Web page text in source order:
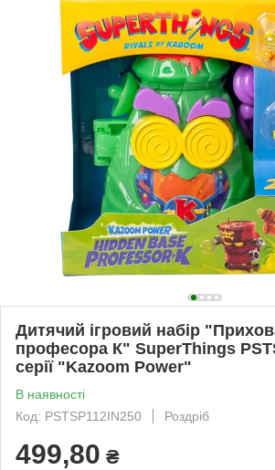
Дитячий ігровий набір
професора К" SuperThings
серії "Kazoom Power"
В наявності
Код: PSTSP112IN250
Роздріб
499,80 ₴